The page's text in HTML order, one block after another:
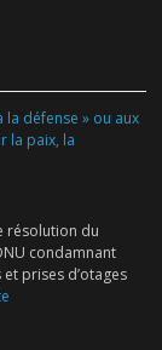
la défense » ou aux
la paix, la
résolution du
condamnant
prises d’otages